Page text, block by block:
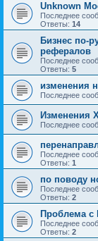
Unknown
Последнее
Ответы: 14
Бизнес по-
рефералов
Последнее
Ответы: 5
изменения
Последнее
Изменения
Последнее
Последнее
Ответы: 1
по поводу
Последнее
Ответы: 2
Проблема с
Последнее
Ответы: 2